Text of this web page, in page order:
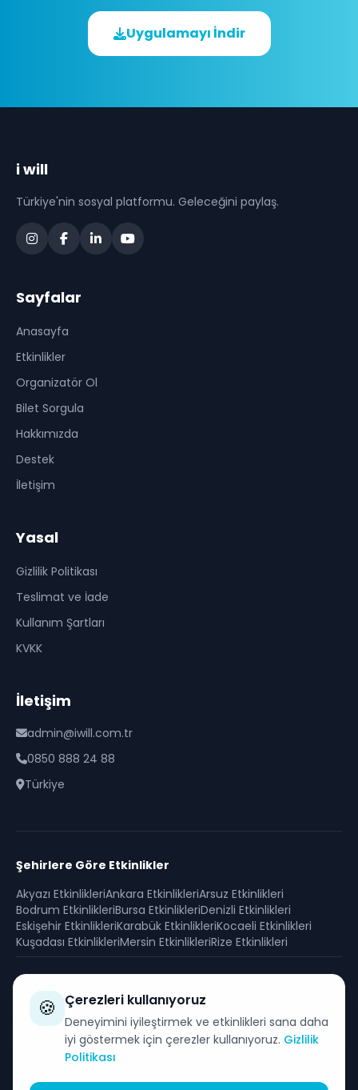
Uygulamayı İndir
i will
Türkiye'nin sosyal platformu. Geleceğini paylaş.
Sayfalar
Anasayfa
Etkinlikler
Organizatör Ol
Bilet Sorgula
Hakkımızda
Destek
İletişim
Yasal
Gizlilik Politikası
Teslimat ve İade
Kullanım Şartları
KVKK
İletişim
admin@iwill.com.tr
0850 888 24 88
Türkiye
Şehirlere Göre Etkinlikler
Akyazı EtkinlikleriAnkara EtkinlikleriArsuz Etkinlikleri
Bodrum EtkinlikleriBursa EtkinlikleriDenizli Etkinlikleri
Eskişehir EtkinlikleriKarabük EtkinlikleriKocaeli Etkinlikleri
Kuşadası EtkinlikleriMersin EtkinlikleriRize Etkinlikleri
Güvenli Ödeme
SSL sertifikası ile korunan güvenli alışveriş
🍪 Çerezleri kullanıyoruz
Deneyimini iyileştirmek ve etkinlikleri sana daha
iyi göstermek için çerezler kullanıyoruz. Gizlilik
Politikası